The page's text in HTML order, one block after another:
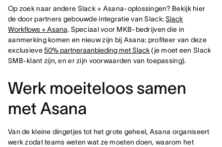
Op zoek naar andere Slack + Asana-oplossingen? Bekijk hier
de door partners gebouwde integratie van Slack:Slack
Workflows + Asana. Speciaal voor MKB-bedrijven die in
aanmerking komen en nieuw zijn bij Asana: profiteer van deze
exclusieve50% partneraanbieding met Slack(je moet een Slack
SMB-klant zijn, en er zijn voorwaarden van toepassing).
Werk moeiteloos samen
met Asana
Van de kleine dingetjes tot het grote geheel, Asana organiseert
werk zodat teams weten wat ze moeten doen, waarom het